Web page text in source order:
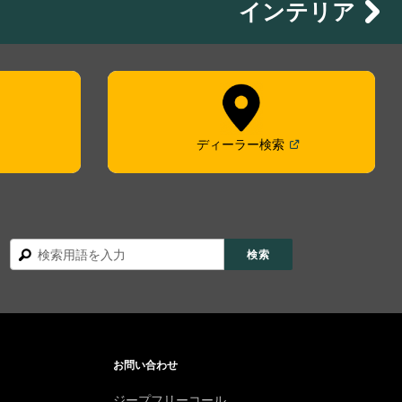
インテリア
ディーラー検索( Open in a new
検
索
検索
お問い合わせ